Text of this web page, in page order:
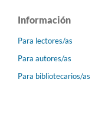
Información
Para lectores/as
Para autores/as
Para bibliotecarios/as